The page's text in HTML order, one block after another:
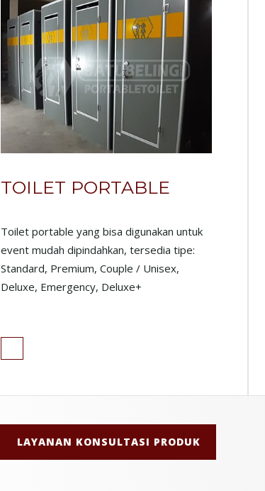
TOILET PORTABLE
Toilet portable yang bisa digunakan untuk
event mudah dipindahkan, tersedia tipe:
Standard, Premium, Couple / Unisex,
Deluxe, Emergency, Deluxe+
LAYANAN KONSULTASI PRODUK